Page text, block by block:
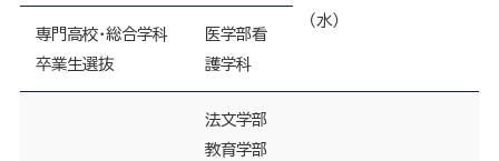
（水）
専門高校・総合学科
卒業生選抜
医学部看
護学科
法文学部
教育学部